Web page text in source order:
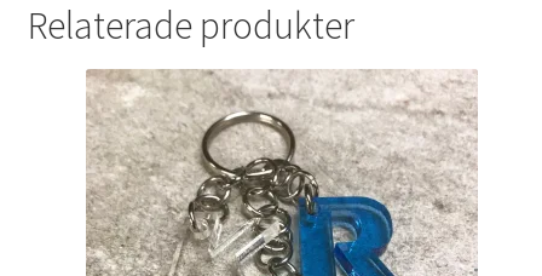
Relaterade produkter